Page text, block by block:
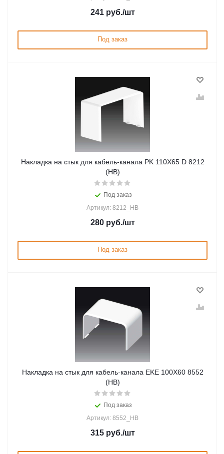
241руб./шт
Под заказ
Накладка на стык для кабель-канала PK 110X65 D 8212
(HB)
Под заказ
Артикул: 8212_HB
280руб./шт
Под заказ
Накладка на стык для кабель-канала EKE 100X60 8552
(HB)
Под заказ
Артикул: 8552_HB
315руб./шт